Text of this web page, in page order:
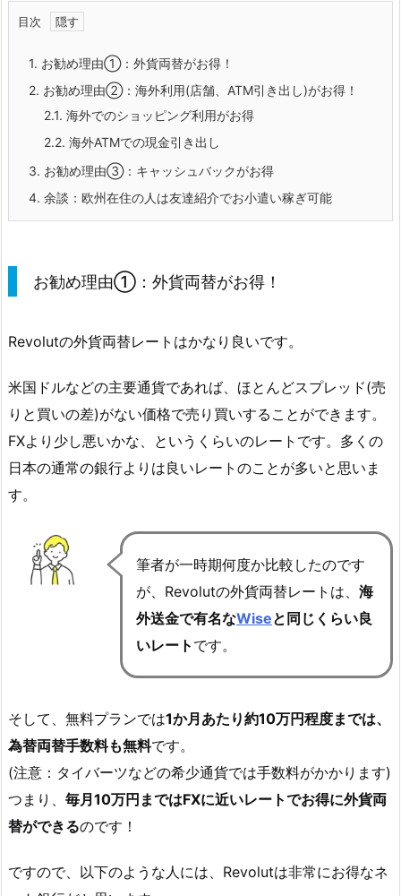
目次
1. お勧め理由①：外貨両替がお得！
2. お勧め理由②：海外利用(店舗、ATM引き出し)がお得！
2.1. 海外でのショッピング利用がお得
2.2. 海外ATMでの現金引き出し
3. お勧め理由③：キャッシュバックがお得
4. 余談：欧州在住の人は友達紹介でお小遣い稼ぎ可能
お勧め理由①：外貨両替がお得！
Revolutの外貨両替レートはかなり良いです。
米国ドルなどの主要通貨であれば、ほとんどスプレッド(売
りと買いの差)がない価格で売り買いすることができます。
FXより少し悪いかな、というくらいのレートです。多くの
日本の通常の銀行よりは良いレートのことが多いと思いま
す。
筆者が一時期何度か比較したのです
が、Revolutの外貨両替レートは、 海
外送金で有名なWiseと同じくらい良
いレート です。
そして、無料プランでは1か月あたり約10万円程度までは、
為替両替手数料も無料です。
(注意：タイバーツなどの希少通貨では手数料がかかります)
つまり、 毎月10万円まではFXに近いレートでお得に外貨両
替ができるのです！
ですので、以下のような人には、Revolutは非常にお得なネ